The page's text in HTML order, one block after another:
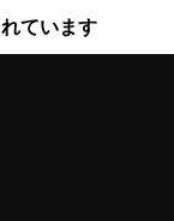
ています